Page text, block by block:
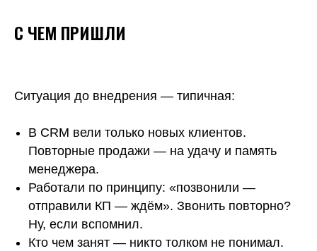
С ЧЕМ ПРИШЛИ
Ситуация до внедрения — типичная:
В CRM вели только новых клиентов.
Повторные продажи — на удачу и память
менеджера.
Работали по принципу: «позвонили —
отправили КП — ждём». Звонить повторно?
Ну, если вспомнил.
Кто чем занят — никто толком не понимал.